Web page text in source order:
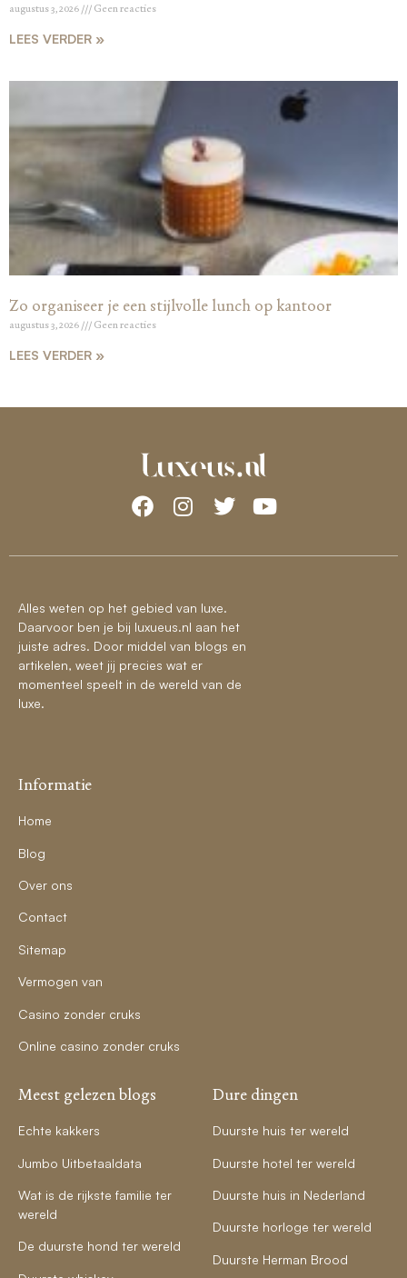
augustus 3, 2026 Geen reacties
LEES VERDER »
Zo organiseer je een stijlvolle lunch op kantoor
augustus 3, 2026 Geen reacties
LEES VERDER »
Alles weten op het gebied van luxe.
Daarvoor ben je bij luxueus.nl aan het
juiste adres. Door middel van blogs en
artikelen, weet jij precies wat er
momenteel speelt in de wereld van de
luxe.
Informatie
Home
Blog
Over ons
Contact
Sitemap
Vermogen van
Casino zonder cruks
Online casino zonder cruks
Meest gelezen blogs
Echte kakkers
Jumbo Uitbetaaldata
Wat is de rijkste familie ter
wereld
De duurste hond ter wereld
Dure dingen
Duurste huis ter wereld
Duurste hotel ter wereld
Duurste huis in Nederland
Duurste horloge ter wereld
Duurste Herman Brood